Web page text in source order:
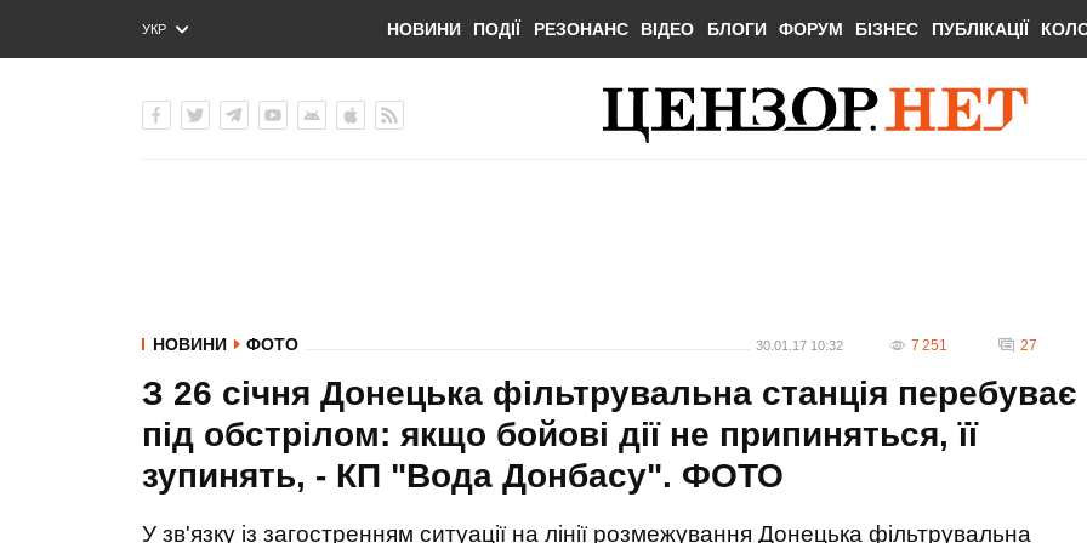
УКР
ENG
НОВИНИ ПОДІЇ РЕЗОНАНС ВІДЕО БЛОГИ ФОРУМ БІЗНЕС ПУБЛІКАЦІЇ
НОВИНИ ФОТО 30.01.17 10:32 7 251 27
З 26 січня Донецька фільтрувальна станція перебуває
під обстрілом: якщо бойові дії не припиняться, її
зупинять, - КП "Вода Донбасу". ФОТО
У зв'язку із загостренням ситуації на лінії розмежування Донецька фільтрувальна